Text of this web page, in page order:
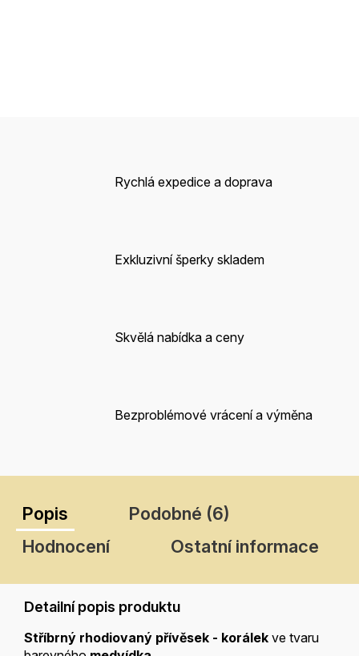
Rychlá expedice a doprava
Exkluzivní šperky skladem
Skvělá nabídka a ceny
Bezproblémové vrácení a výměna
Popis
Podobné (6)
Hodnocení
Ostatní informace
Detailní popis produktu
Stříbrný rhodiovaný přívěsek - korálek ve tvaru